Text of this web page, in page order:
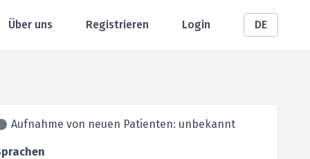
Über uns Registrieren Login DE
Aufnahme von neuen Patienten: unbekannt